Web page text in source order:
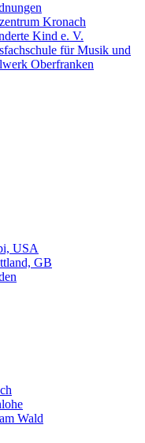
Kronach
Kind e. V.
für Musik und
Oberfranken
USA
GB
Wald